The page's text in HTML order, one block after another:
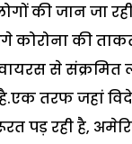
की जान जा
कोरोना की
वायरस से
तरफ जहां
पड़ रही है,